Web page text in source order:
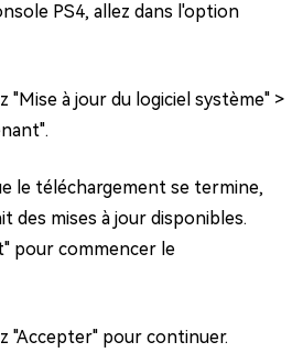
PS4, allez dans l'option
"Mise à jour du logiciel système" >
le téléchargement se termine,
des mises à jour disponibles.
pour commencer le
"Accepter" pour continuer.